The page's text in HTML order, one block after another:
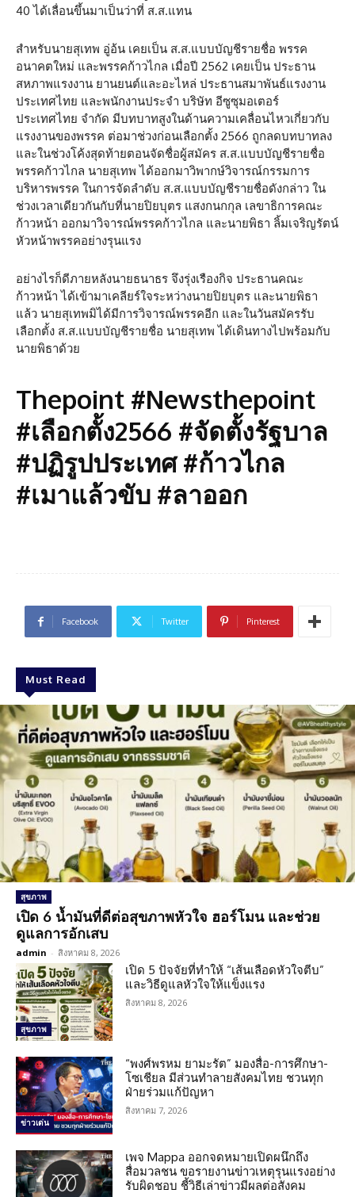
40 ได้เลื่อนขึ้นมาเป็นว่าที่ ส.ส.แทน
สำหรับนายสุเทพ อู่อ้น เคยเป็น ส.ส.แบบบัญชีรายชื่อ พรรค
อนาคตใหม่ และพรรคก้าวไกล เมื่อปี 2562 เคยเป็น ประธาน
สหภาพแรงงาน ยานยนต์และอะไหล่ ประธานสมาพันธ์แรงงาน
ประเทศไทย และพนักงานประจำ บริษัท อีซูซุมอเตอร์
ประเทศไทย จำกัด มีบทบาทสูงในด้านความเคลื่อนไหวเกี่ยวกับ
แรงงานของพรรค ต่อมาช่วงก่อนเลือกตั้ง 2566 ถูกลดบทบาทลง
และในช่วงโค้งสุดท้ายตอนจัดชื่อผู้สมัคร ส.ส.แบบบัญชีรายชื่อ
พรรคก้าวไกล นายสุเทพ ได้ออกมาวิพากษ์วิจารณ์กรรมการ
บริหารพรรค ในการจัดลำดับ ส.ส.แบบบัญชีรายชื่อดังกล่าว ใน
ช่วงเวลาเดียวกันกับที่นายปิยบุตร แสงกนกกุล เลขาธิการคณะ
ก้าวหน้า ออกมาวิจารณ์พรรคก้าวไกล และนายพิธา ลิ้มเจริญรัตน์
หัวหน้าพรรคอย่างรุนแรง
อย่างไรก็ดีภายหลังนายธนาธร จึงรุ่งเรืองกิจ ประธานคณะ
ก้าวหน้า ได้เข้ามาเคลียร์ใจระหว่างนายปิยบุตร และนายพิธา
แล้ว นายสุเทพมิได้มีการวิจารณ์พรรคอีก และในวันสมัครรับ
เลือกตั้ง ส.ส.แบบบัญชีรายชื่อ นายสุเทพ ได้เดินทางไปพร้อมกับ
นายพิธาด้วย
Thepoint #Newsthepoint
#เลือกตั้ง2566 #จัดตั้งรัฐบาล
#ปฏิรูปประเทศ #ก้าวไกล
#เมาแล้วขับ #ลาออก
Facebook Twitter Pinterest
Must Read
สุขภาพ
เปิด 6 น้ำมันที่ดีต่อสุขภาพหัวใจ ฮอร์โมน และช่วย
ดูแลการอักเสบ
admin - สิงหาคม 8, 2026
สุขภาพ
เปิด 5 ปัจจัยที่ทำให้ “เส้นเลือดหัวใจตีบ”
และวิธีดูแลหัวใจให้แข็งแรง
สิงหาคม 8, 2026
ข่าวเด่น
“พงศ์พรหม ยามะรัต” มองสื่อ-การศึกษา-
โซเชียล มีส่วนทำลายสังคมไทย ชวนทุก
ฝ่ายร่วมแก้ปัญหา
สิงหาคม 7, 2026
เพจ Mappa ออกจดหมายเปิดผนึกถึง
สื่อมวลชน ขอรายงานข่าวเหตุรุนแรงอย่าง
รับผิดชอบ ชี้วิธีเล่าข่าวมีผลต่อสังคม